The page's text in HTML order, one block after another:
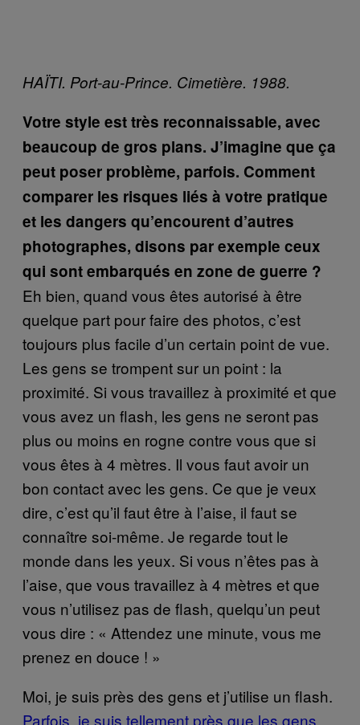
HAÏTI. Port-au-Prince. Cimetière. 1988.
Votre style est très reconnaissable, avec
beaucoup de gros plans. J’imagine que ça
peut poser problème, parfois. Comment
comparer les risques liés à votre pratique
et les dangers qu’encourent d’autres
photographes, disons par exemple ceux
qui sont embarqués en zone de guerre ?
Eh bien, quand vous êtes autorisé à être
quelque part pour faire des photos, c’est
toujours plus facile d’un certain point de vue.
Les gens se trompent sur un point : la
proximité. Si vous travaillez à proximité et que
vous avez un flash, les gens ne seront pas
plus ou moins en rogne contre vous que si
vous êtes à 4 mètres. Il vous faut avoir un
bon contact avec les gens. Ce que je veux
dire, c’est qu’il faut être à l’aise, il faut se
connaître soi-même. Je regarde tout le
monde dans les yeux. Si vous n’êtes pas à
l’aise, que vous travaillez à 4 mètres et que
vous n’utilisez pas de flash, quelqu’un peut
vous dire : « Attendez une minute, vous me
prenez en douce ! »
Moi, je suis près des gens et j’utilise un flash.
Parfois, je suis tellement près que les gens